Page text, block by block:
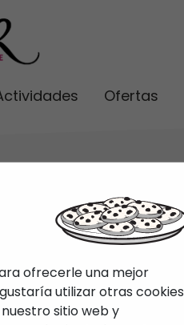
Ofertas
ofrecerle una mejor
utilizar otras cookies
sitio web y